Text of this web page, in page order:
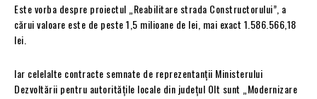
Este vorba despre proiectul „Reabilitare strada Constructorului”, a
cărui valoare este de peste 1,5 milioane de lei, mai exact 1.586.566,18
lei.
Iar celelalte contracte semnate de reprezentanții Ministerului
Dezvoltării pentru autoritățile locale din județul Olt sunt „Modernizare